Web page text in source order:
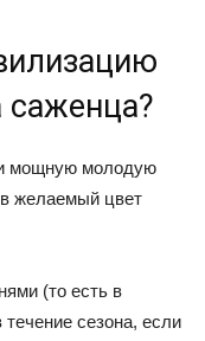
мощную молодую
желаемый цвет
(то есть в
сезона, если